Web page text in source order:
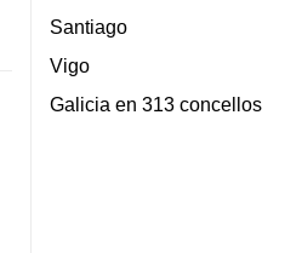
Santiago
Vigo
Galicia en 313 concellos